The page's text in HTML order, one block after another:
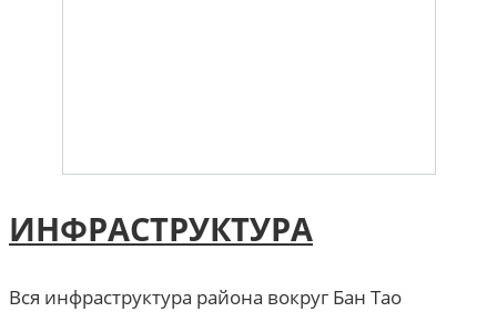
ИНФРАСТРУКТУРА
Вся инфраструктура района вокруг Бан Тао